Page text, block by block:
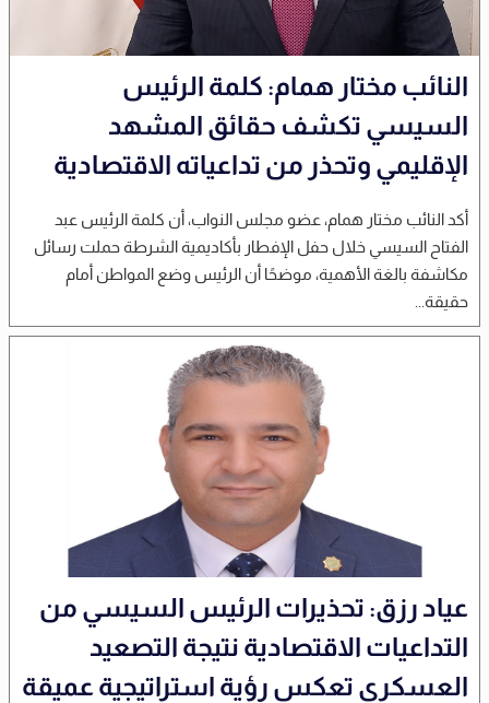
النائب مختار همام: كلمة الرئيس
السيسي تكشف حقائق المشهد
الإقليمي وتحذر من تداعياته الاقتصادية
أكد النائب مختار همام، عضو مجلس النواب، أن كلمة الرئيس عبد
الفتاح السيسي خلال حفل الإفطار بأكاديمية الشرطة حملت رسائل
مكاشفة بالغة الأهمية، موضحًا أن الرئيس وضع المواطن أمام
حقيقة...
عياد رزق: تحذيرات الرئيس السيسي من
التداعيات الاقتصادية نتيجة التصعيد
العسكري تعكس رؤية استراتيجية عميقة